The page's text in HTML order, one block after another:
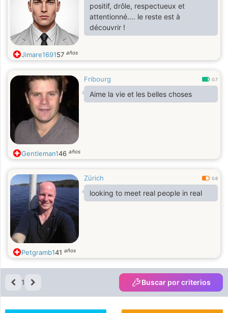
positif, drôle, respectueux et
attentionné…. le reste est à
découvrir !
Jimare169157 años
Fribourg 0.7
Aime la vie et les belles choses
Gentleman146 años
Zürich 0.6
looking to meet real people in real
Petgramb141 años
1 Buscar por criterios